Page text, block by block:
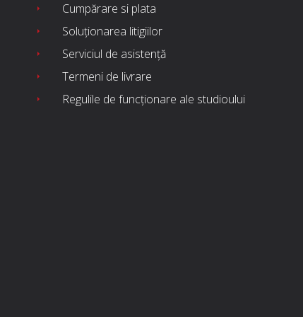
Cumpărare si plata
Soluționarea litigiilor
Serviciul de asistență
Termeni de livrare
Regulile de funcționare ale studioului